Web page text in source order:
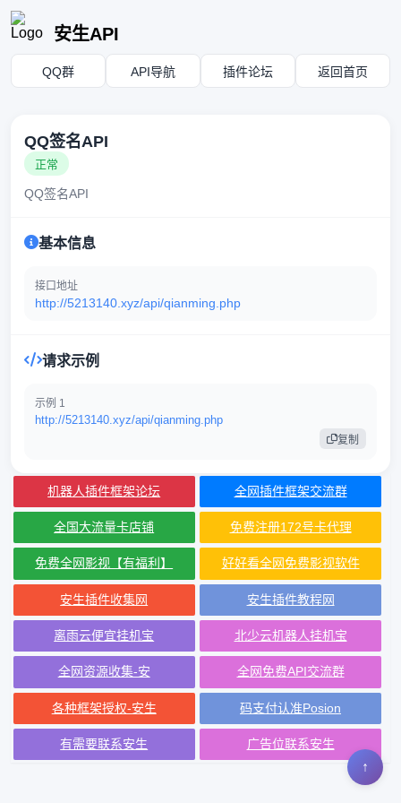
安生API
QQ群 API导航 插件论坛 返回首页
QQ签名API
正常
QQ签名API
基本信息
接口地址
http://5213140.xyz/api/qianming.php
请求示例
示例 1
http://5213140.xyz/api/qianming.php
复制
↑
机器人插件框架论坛 全网插件框架交流群
全国大流量卡店铺 免费注册172号卡代理
免费全网影视【有福利】 好好看全网免费影视软件
安生插件收集网 安生插件教程网
离雨云便宜挂机宝 北少云机器人挂机宝
全网资源收集-安 全网免费API交流群
各种框架授权-安生 码支付认准Posion
有需要联系安生 广告位联系安生